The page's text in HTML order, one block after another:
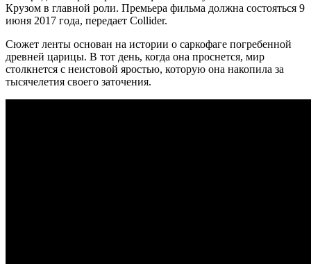
Крузом в главной роли. Премьера фильма должна состояться 9
июня 2017 года, передает Collider.
Сюжет ленты основан на истории о саркофаге погребенной
древней царицы. В тот день, когда она проснется, мир
столкнется с неистовой яростью, которую она накопила за
тысячелетия своего заточения.